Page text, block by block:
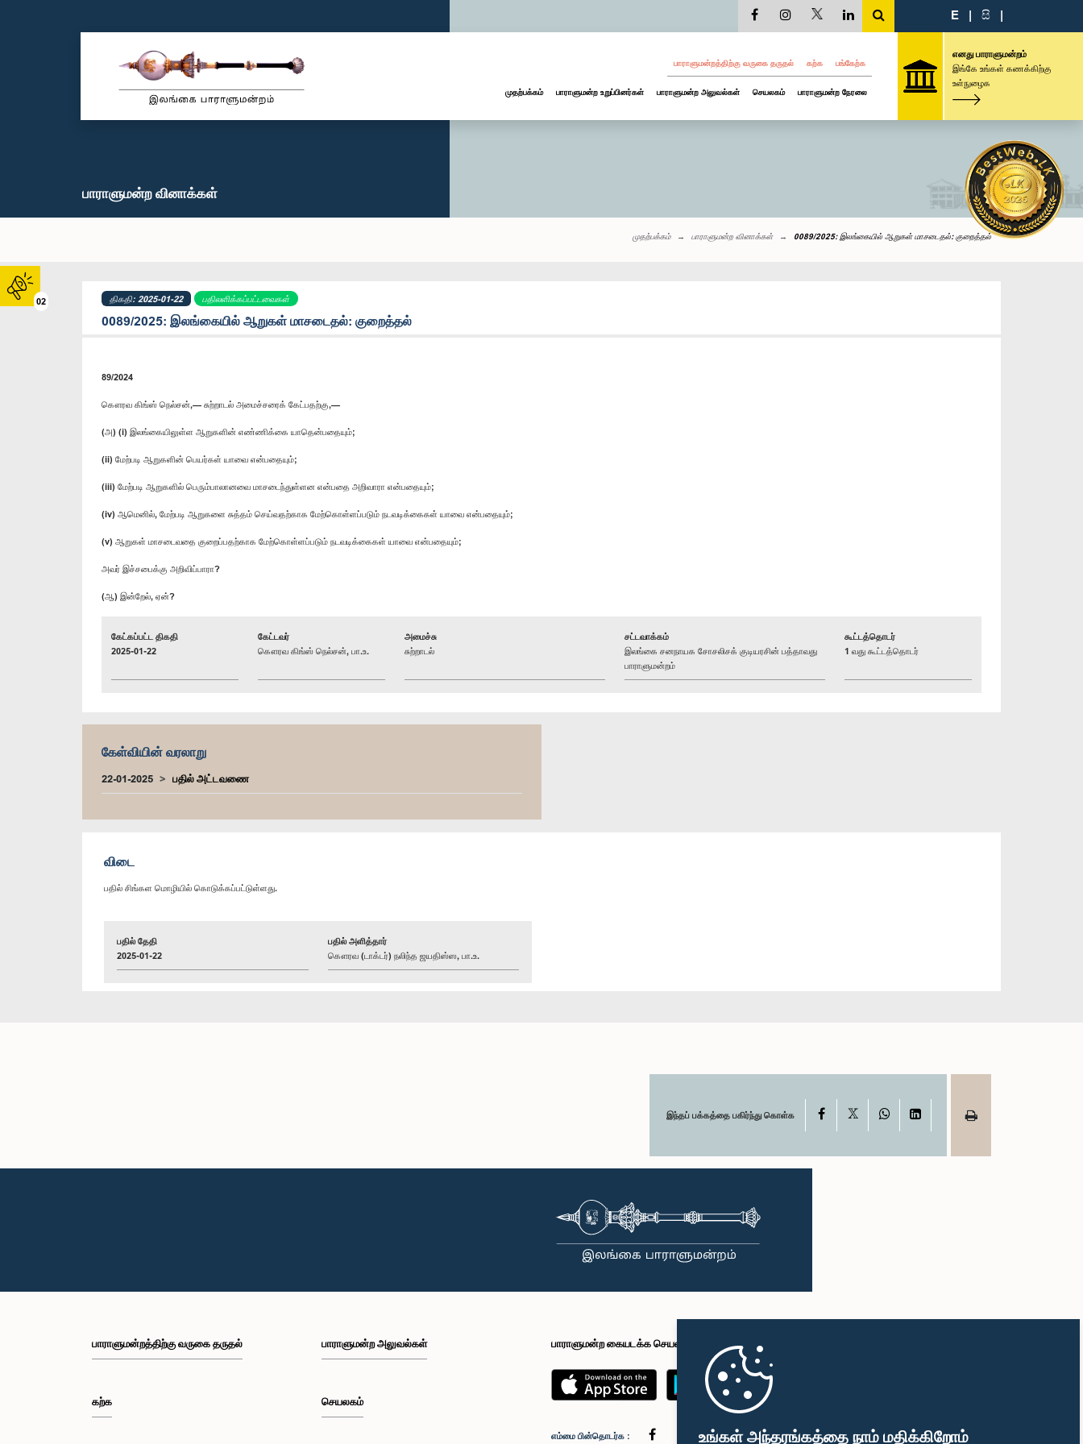
உங்கள் அந்தரங்கத்தை நாம் மதிக்கிறோம்
02
E | සි |
பாராளுமன்றத்திற்கு வருகை தருதல் கற்க பங்கேற்க
முதற்பக்கம் பாராளுமன்ற உறுப்பினர்கள் பாராளுமன்ற அலுவல்கள் செயலகம் பாராளுமன்ற நேரலை
எனது பாராளுமன்றம்
இங்கே உங்கள் கணக்கிற்கு
உள்நுழைக
பாராளுமன்ற வினாக்கள்
முதற்பக்கம் பாராளுமன்ற வினாக்கள் 0089/2025: இலங்கையில் ஆறுகள் மாசடைதல்: குறைத்தல்
திகதி: 2025-01-22 பதிலளிக்கப்பட்டவைகள்
0089/2025: இலங்கையில் ஆறுகள் மாசடைதல்: குறைத்தல்
89/2024
கௌரவ கிங்ஸ் நெல்சன்,— சுற்றாடல் அமைச்சரைக் கேட்பதற்கு,—
(அ) (i) இலங்கையிலுள்ள ஆறுகளின் எண்ணிக்கை யாதென்பதையும்;
(ii) மேற்படி ஆறுகளின் பெயர்கள் யாவை என்பதையும்;
(iii) மேற்படி ஆறுகளில் பெரும்பாலானவை மாசடைந்துள்ளன என்பதை அறிவாரா என்பதையும்;
(iv) ஆமெனில், மேற்படி ஆறுகளை சுத்தம் செய்வதற்காக மேற்கொள்ளப்படும் நடவடிக்கைகள் யாவை என்பதையும்;
(v) ஆறுகள் மாசடைவதை குறைப்பதற்காக மேற்கொள்ளப்படும் நடவடிக்கைகள் யாவை என்பதையும்;
அவர் இச்சபைக்கு அறிவிப்பாரா?
(ஆ) இன்றேல், ஏன்?
கேட்கப்பட்ட திகதி
2025-01-22
கேட்டவர்
கௌரவ கிங்ஸ் நெல்சன், பா.உ.
அமைச்சு
சுற்றாடல்
சட்டவாக்கம்
இலங்கை சனநாயக சோசலிசக் குடியரசின் பத்தாவது
பாராளுமன்றம்
கூட்டத்தொடர்
1 வது கூட்டத்தொடர்
கேள்வியின் வரலாறு
22-01-2025 பதில் அட்டவணை
விடை
பதில் சிங்கள மொழியில் கொடுக்கப்பட்டுள்ளது.
பதில் தேதி
2025-01-22
பதில் அளித்தார்
கௌரவ (டாக்டர்) நலிந்த ஜயதிஸ்ஸ, பா.உ.
இந்தப் பக்கத்தை பகிர்ந்து கொள்க Facebook WhatsAppLinkedIn
பாராளுமன்றத்திற்கு வருகை தருதல்
கற்க
பாராளுமன்ற அலுவல்கள்
செயலகம்
பாராளுமன்ற கையடக்க செயலி
எம்மை பின்தொடர்க :